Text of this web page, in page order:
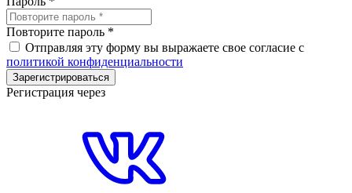
Повторите пароль *
Отправляя эту форму вы выражаете свое согласие с
политикой конфиденциальности
Зарегистрироваться
Регистрация через